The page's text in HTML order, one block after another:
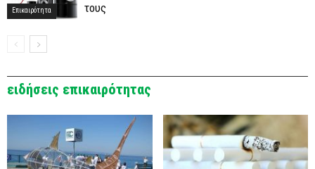
Επικαιρότητα
τους
ειδήσεις επικαιρότητας